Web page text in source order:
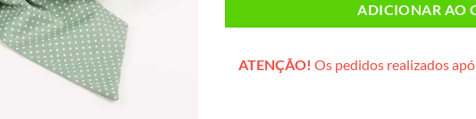
ADICIONAR AO
ATENÇÃO! Os pedidos realizados